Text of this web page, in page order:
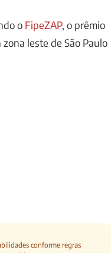
o FipeZAP, o prêmio
zona leste de São Paulo
conforme regras